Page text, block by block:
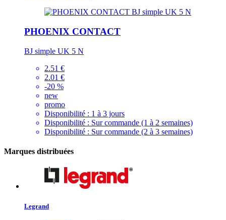
PHOENIX CONTACT
BJ simple UK 5 N
2.51 €
2.01 €
-20 %
new
promo
Disponibilité : 1 à 3 jours
Disponibilité : Sur commande (1 à 2 semaines)
Disponibilité : Sur commande (2 à 3 semaines)
Marques distribuées
Legrand